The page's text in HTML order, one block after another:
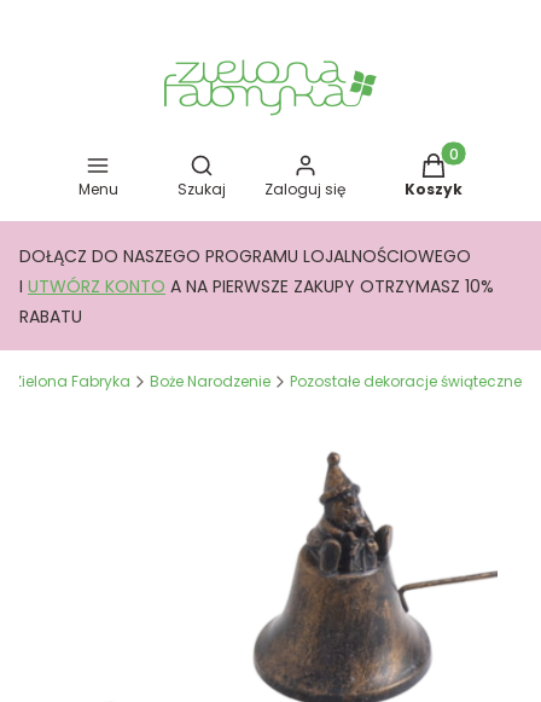
Menu
Otwórz wyszukiwarkę
Szukaj Zaloguj się
Produkty w
Koszyk
DOŁĄCZ DO NASZEGO PROGRAMU LOJALNOŚCIOWEGO
I UTWÓRZ KONTO A NA PIERWSZE ZAKUPY OTRZYMASZ 10%
RABATU
Zielona Fabryka Boże Narodzenie Pozostałe dekoracje świąteczne